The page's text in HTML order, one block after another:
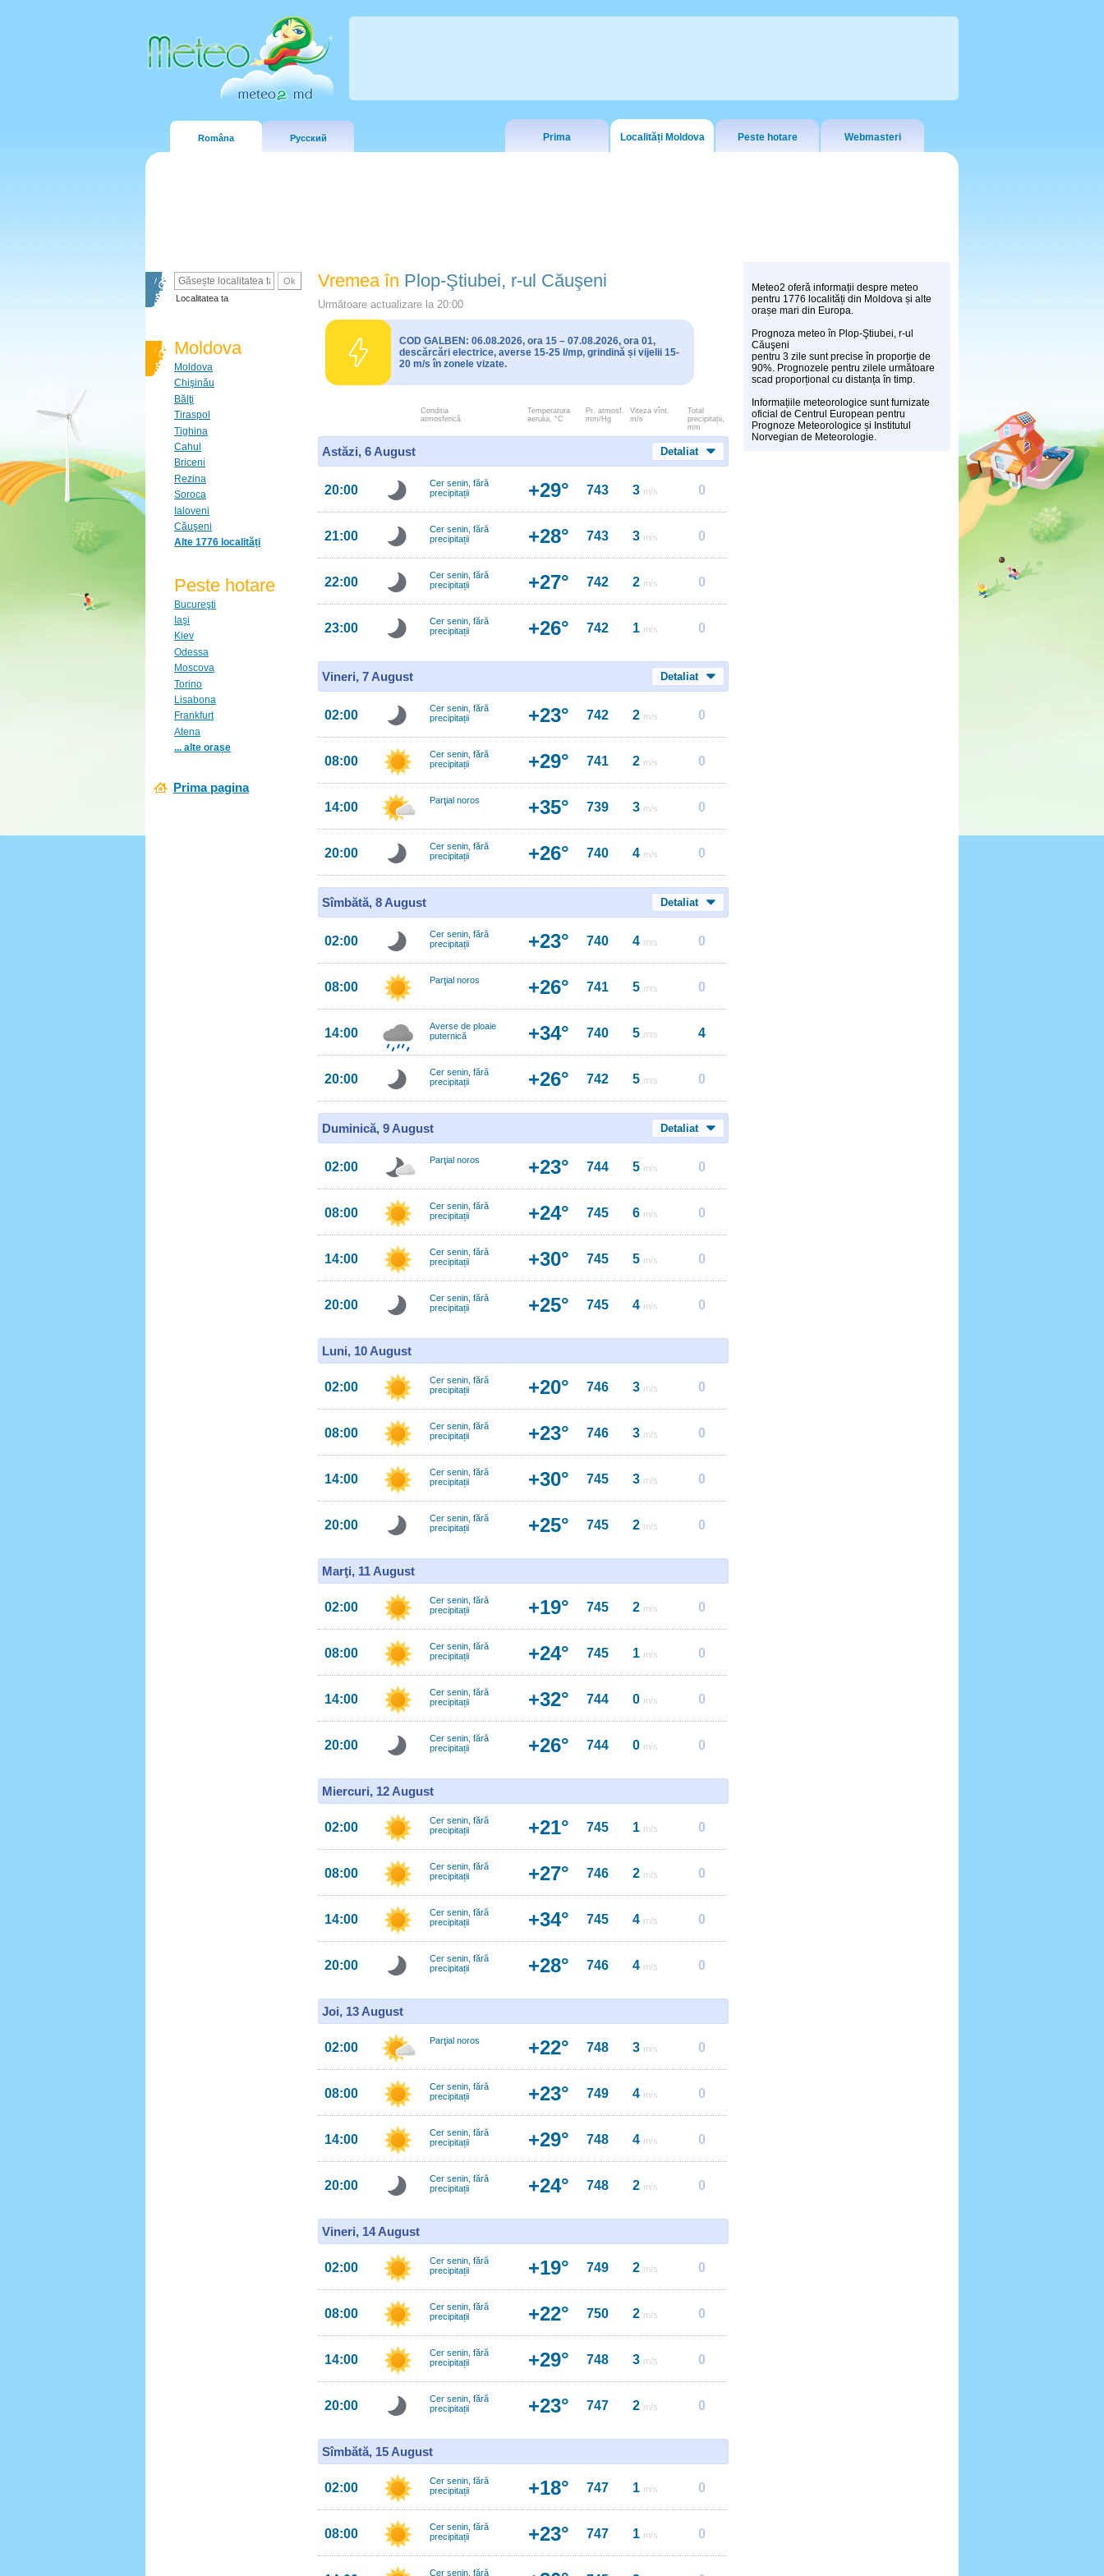
Româna Русский Prima Localități Moldova Peste hotare Webmasteri
Localitatea ta
Moldova
Moldova
Chişinău
Bălţi
Tiraspol
Tighina
Cahul
Briceni
Rezina
Soroca
Ialoveni
Căuşeni
Alte 1776 localități
Peste hotare
Bucureşti
Iaşi
Kiev
Odessa
Moscova
Torino
Lisabona
Frankfurt
Atena
... alte orașe
Prima pagina
Vremea în Plop-Ştiubei, r-ul Căuşeni
Următoare actualizare la 20:00
COD GALBEN: 06.08.2026, ora 15 – 07.08.2026, ora 01,
descărcări electrice, averse 15-25 l/mp, grindină și vijelii 15-
20 m/s în zonele vizate.
Conditia
atmosferică
Temperatura
aerului, °C
Pr. atmosf.
mm/Hg
Viteza vînt.
m/s
Total
precipitații,
mm
Astăzi, 6 August Detaliat
20:00
Cer senin, fără
precipitații
+29° 743 3 m/s 0
21:00
Cer senin, fără
precipitații
+28° 743 3 m/s 0
22:00
Cer senin, fără
precipitații
+27° 742 2 m/s 0
23:00
Cer senin, fără
precipitații
+26° 742 1 m/s 0
Vineri, 7 August Detaliat
02:00
Cer senin, fără
precipitații
+23° 742 2 m/s 0
08:00
Cer senin, fără
precipitații
+29° 741 2 m/s 0
14:00 Parţial noros +35° 739 3 m/s 0
20:00
Cer senin, fără
precipitații
+26° 740 4 m/s 0
Sîmbătă, 8 August Detaliat
02:00
Cer senin, fără
precipitații
+23° 740 4 m/s 0
08:00 Parţial noros +26° 741 5 m/s 0
14:00
Averse de ploaie
puternică
+34° 740 5 m/s 4
20:00
Cer senin, fără
precipitații
+26° 742 5 m/s 0
Duminică, 9 August Detaliat
02:00 Parţial noros +23° 744 5 m/s 0
08:00
Cer senin, fără
precipitații
+24° 745 6 m/s 0
14:00
Cer senin, fără
precipitații
+30° 745 5 m/s 0
20:00
Cer senin, fără
precipitații
+25° 745 4 m/s 0
Luni, 10 August
02:00
Cer senin, fără
precipitații
+20° 746 3 m/s 0
08:00
Cer senin, fără
precipitații
+23° 746 3 m/s 0
14:00
Cer senin, fără
precipitații
+30° 745 3 m/s 0
20:00
Cer senin, fără
precipitații
+25° 745 2 m/s 0
Marţi, 11 August
02:00
Cer senin, fără
precipitații
+19° 745 2 m/s 0
08:00
Cer senin, fără
precipitații
+24° 745 1 m/s 0
14:00
Cer senin, fără
precipitații
+32° 744 0 m/s 0
20:00
Cer senin, fără
precipitații
+26° 744 0 m/s 0
Miercuri, 12 August
02:00
Cer senin, fără
precipitații
+21° 745 1 m/s 0
08:00
Cer senin, fără
precipitații
+27° 746 2 m/s 0
14:00
Cer senin, fără
precipitații
+34° 745 4 m/s 0
20:00
Cer senin, fără
precipitații
+28° 746 4 m/s 0
Joi, 13 August
02:00 Parţial noros +22° 748 3 m/s 0
08:00
Cer senin, fără
precipitații
+23° 749 4 m/s 0
14:00
Cer senin, fără
precipitații
+29° 748 4 m/s 0
20:00
Cer senin, fără
precipitații
+24° 748 2 m/s 0
Vineri, 14 August
02:00
Cer senin, fără
precipitații
+19° 749 2 m/s 0
08:00
Cer senin, fără
precipitații
+22° 750 2 m/s 0
14:00
Cer senin, fără
precipitații
+29° 748 3 m/s 0
20:00
Cer senin, fără
precipitații
+23° 747 2 m/s 0
Sîmbătă, 15 August
02:00
Cer senin, fără
precipitații
+18° 747 1 m/s 0
08:00
Cer senin, fără
precipitații
+23° 747 1 m/s 0
Cer senin, fără
Meteo2 oferă informații despre meteo
pentru 1776 localități din Moldova și alte
orașe mari din Europa.
Prognoza meteo în Plop-Ştiubei, r-ul
Căuşeni
pentru 3 zile sunt precise în proporție de
90%. Prognozele pentru zilele următoare
scad proporțional cu distanța în timp.
Informațiile meteorologice sunt furnizate
oficial de Centrul European pentru
Prognoze Meteorologice și Institutul
Norvegian de Meteorologie.